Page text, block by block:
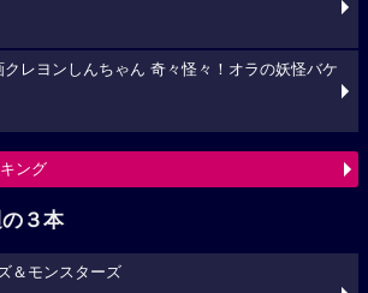
レヨンしんちゃん 奇々怪々！オラの妖怪バケ
ング
３本
＆モンスターズ